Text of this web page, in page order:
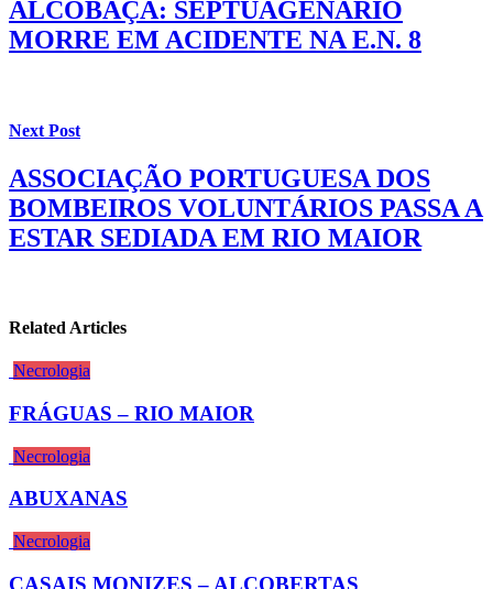
ALCOBAÇA: SEPTUAGENÁRIO
MORRE EM ACIDENTE NA E.N. 8
Next Post
ASSOCIAÇÃO PORTUGUESA DOS
BOMBEIROS VOLUNTÁRIOS PASSA A
ESTAR SEDIADA EM RIO MAIOR
Related Articles
Necrologia
FRÁGUAS – RIO MAIOR
Necrologia
ABUXANAS
Necrologia
CASAIS MONIZES – ALCOBERTAS